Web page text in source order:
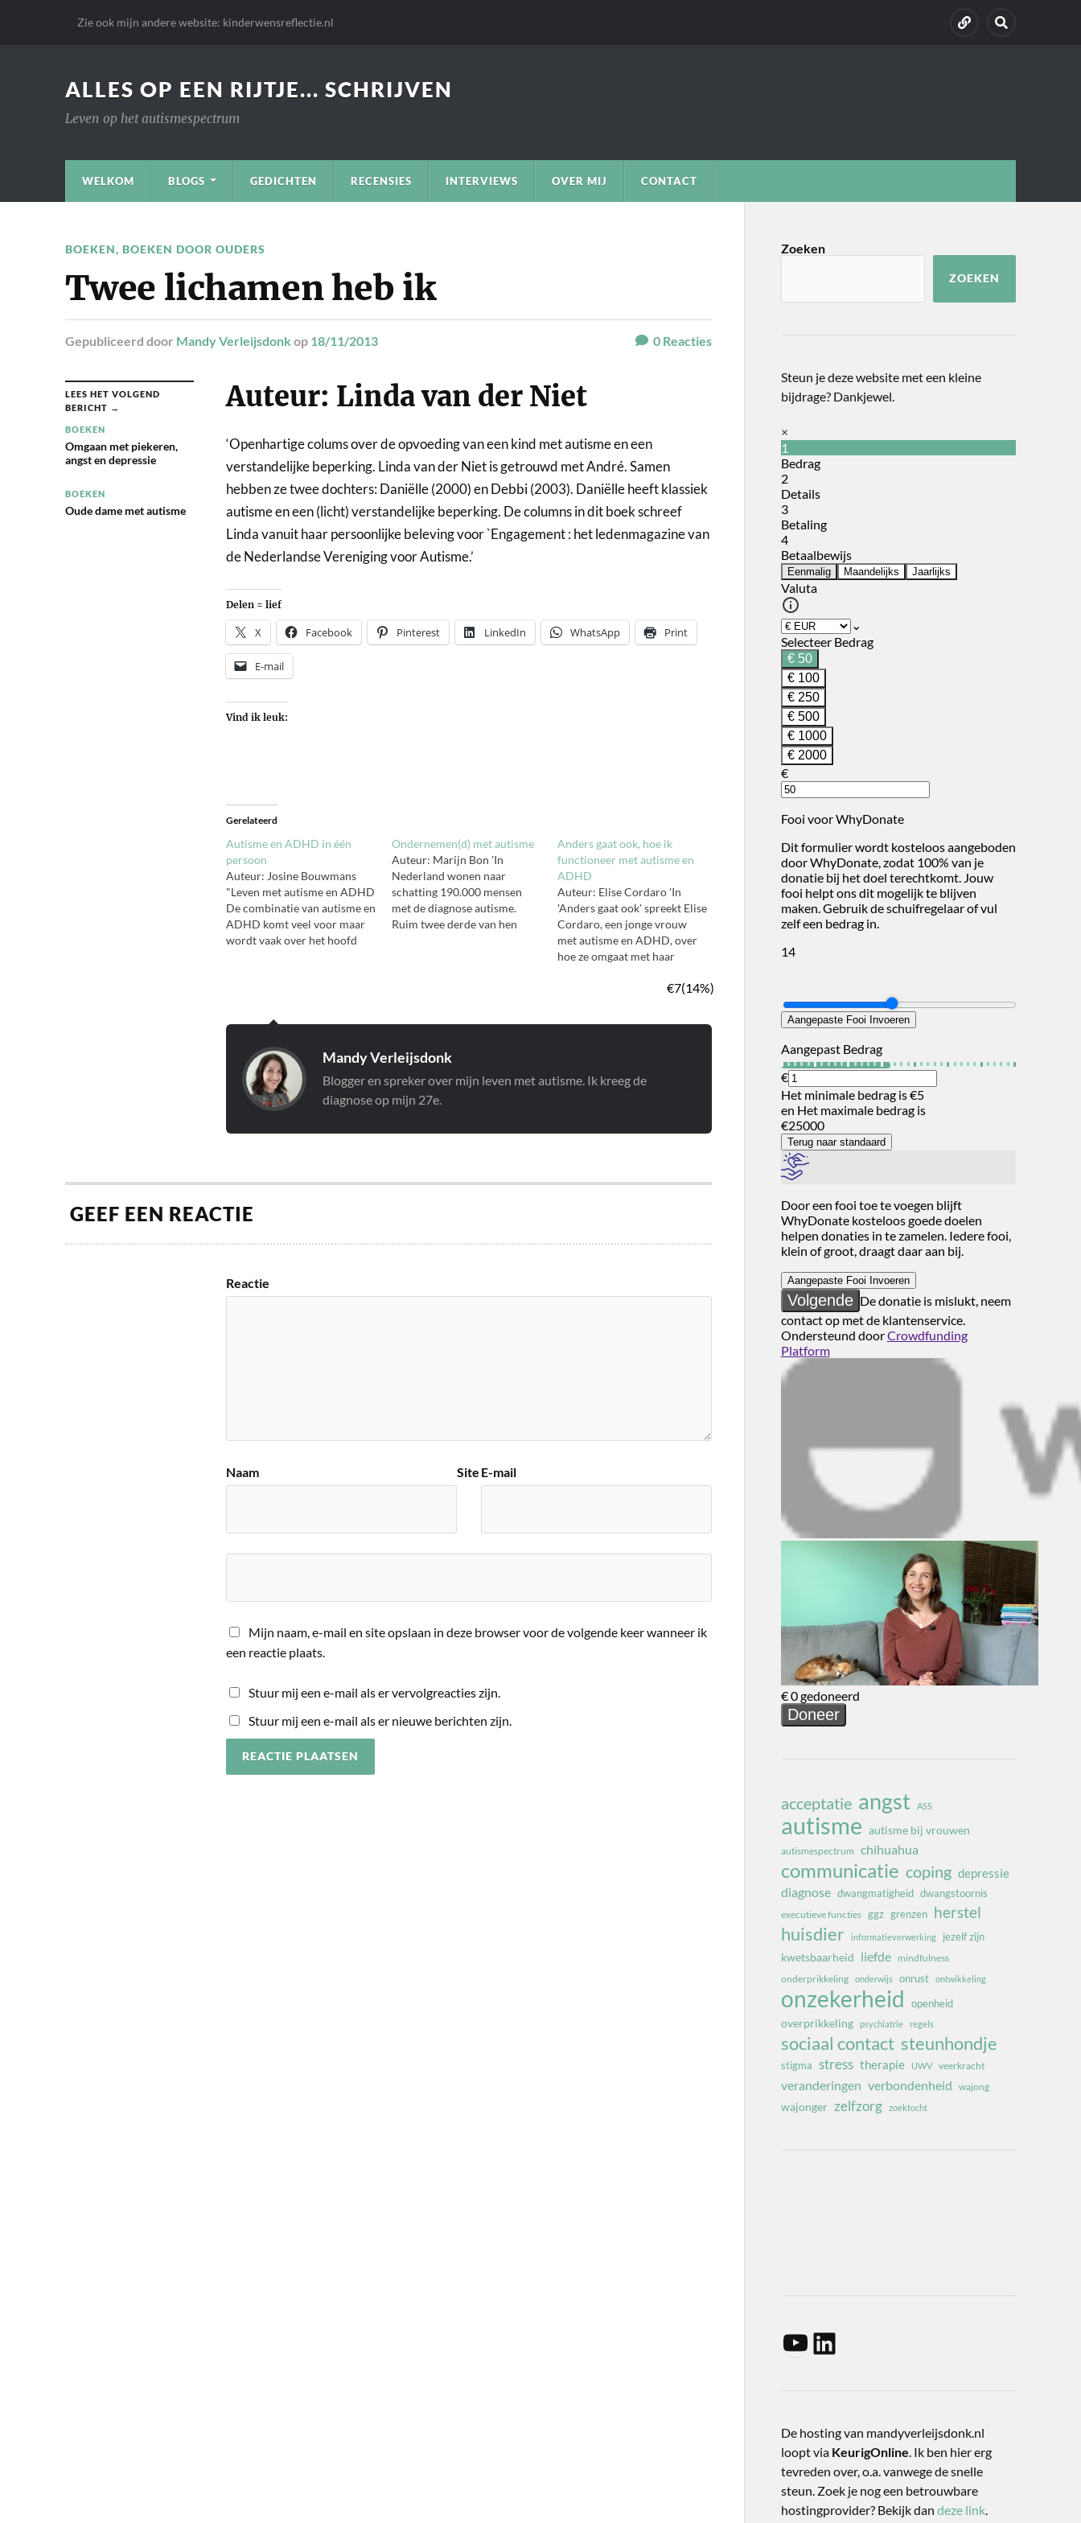
Zie ook mijn andere website: kinderwensreflectie.nl
ALLES OP EEN RIJTJE... SCHRIJVEN
Leven op het autismespectrum
WELKOM BLOGS GEDICHTEN RECENSIES INTERVIEWS OVER MIJ CONTACT
BOEKEN, BOEKEN DOOR OUDERS
Twee lichamen heb ik
Gepubliceerd door Mandy Verleijsdonk op 18/11/2013 0Reacties
LEES HET VOLGEND
BERICHT →
BOEKEN
Omgaan met piekeren,
angst en depressie
BOEKEN
Oude dame met autisme
Auteur: Linda van der Niet
‘Openhartige colums over de opvoeding van een kind met autisme en een
verstandelijke beperking. Linda van der Niet is getrouwd met André. Samen
hebben ze twee dochters: Daniëlle (2000) en Debbi (2003). Daniëlle heeft klassiek
autisme en een (licht) verstandelijke beperking. De columns in dit boek schreef
Linda vanuit haar persoonlijke beleving voor `Engagement : het ledenmagazine van
de Nederlandse Vereniging voor Autisme.’
Delen = lief
X Facebook Pinterest LinkedIn WhatsApp Print
E-mail
Vind ik leuk:
Gerelateerd
Autisme en ADHD in één
persoon
Auteur: Josine Bouwmans
"Leven met autisme en ADHD
De combinatie van autisme en
ADHD komt veel voor maar
wordt vaak over het hoofd
persoonlijke zoektocht naar
ervaringen aan verschillende
leeftijdsfasen, waarin ze…
Ondernemen(d) met autisme
Auteur: Marijn Bon 'In
Nederland wonen naar
schatting 190.000 mensen
met de diagnose autisme.
Ruim twee derde van hen
cijfers van de Nederlandse
Vereniging voor Autisme.…
Anders gaat ook, hoe ik
functioneer met autisme en
ADHD
Auteur: Elise Cordaro 'In
'Anders gaat ook' spreekt Elise
Cordaro, een jonge vrouw
met autisme en ADHD, over
hoe ze omgaat met haar
Bianca Toeps’ 'Maar je ziet er
Mandy Verleijsdonk
Blogger en spreker over mijn leven met autisme. Ik kreeg de
diagnose op mijn 27e.
GEEF EEN REACTIE
Reactie
Naam E-mail
Site
Mijn naam, e-mail en site opslaan in deze browser voor de volgende keer wanneer ik
een reactie plaats.
Stuur mij een e-mail als er vervolgreacties zijn.
Stuur mij een e-mail als er nieuwe berichten zijn.
Zoeken
ZOEKEN
Steun je deze website met een kleine
bijdrage? Dankjewel.
acceptatie angst ASS
autisme autisme bij vrouwen
autismespectrum chihuahua
communicatie coping depressie
diagnose dwangmatigheid dwangstoornis
executieve functies ggz grenzen herstel
huisdier informatieverwerking jezelf zijn
kwetsbaarheid liefde
mindfulness
onderprikkeling
onderwijs onrust ontwikkeling
onzekerheid openheid
overprikkeling psychiatrie regels
sociaal contact steunhondje
stigma stress therapie UWV veerkracht
veranderingen verbondenheid wajong
wajonger zelfzorg zoektocht
De hosting van mandyverleijsdonk.nl
loopt via KeurigOnline. Ik ben hier erg
tevreden over, o.a. vanwege de snelle
steun. Zoek je nog een betrouwbare
hostingprovider? Bekijk dan deze link.